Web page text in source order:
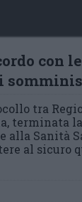
con
tra
terminata
alla Sanità
al sicuro